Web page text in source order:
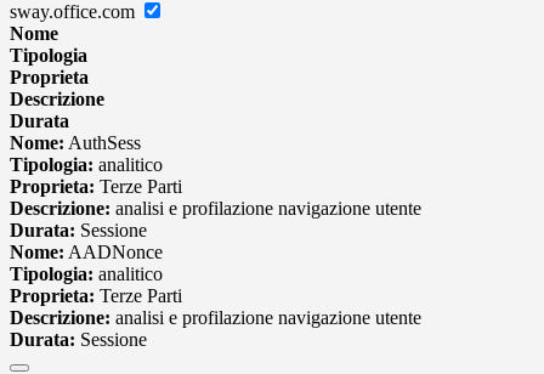
sway.office.com
Nome
Tipologia
Proprieta
Descrizione
Durata
Nome: AuthSess
Tipologia: analitico
Proprieta: Terze Parti
Descrizione: analisi e profilazione navigazione utente
Durata: Sessione
Nome: AADNonce
Tipologia: analitico
Proprieta: Terze Parti
Descrizione: analisi e profilazione navigazione utente
Durata: Sessione